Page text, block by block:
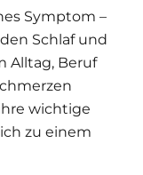
Symptom –
Schlaf und
Alltag, Beruf
wichtige
zu einem